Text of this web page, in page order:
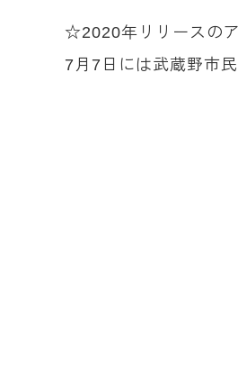
☆2020年リリースの
7月7日には武蔵野市